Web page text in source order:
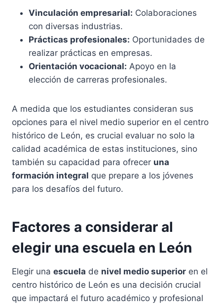
Vinculación empresarial: Colaboraciones
con diversas industrias.
Prácticas profesionales: Oportunidades de
realizar prácticas en empresas.
Orientación vocacional: Apoyo en la
elección de carreras profesionales.
A medida que los estudiantes consideran sus
opciones para el nivel medio superior en el centro
histórico de León, es crucial evaluar no solo la
calidad académica de estas instituciones, sino
también su capacidad para ofrecer una
formación integral que prepare a los jóvenes
para los desafíos del futuro.
Factores a considerar al
elegir una escuela en León
Elegir una escuela de nivel medio superior en el
centro histórico de León es una decisión crucial
que impactará el futuro académico y profesional